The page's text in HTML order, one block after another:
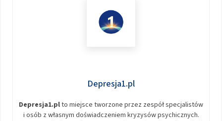
Depresja1.pl
Depresja1.plto miejsce tworzone przez zespół specjalistów
i osób z własnym doświadczeniem kryzysów psychicznych.